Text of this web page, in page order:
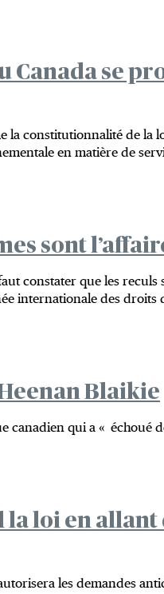
Canada se
la constitutionnalité de la
en matière de
sont
constater que les reculs
internationale des droits
Blaikie
canadien qui a « échoué
loi en allant
les demandes